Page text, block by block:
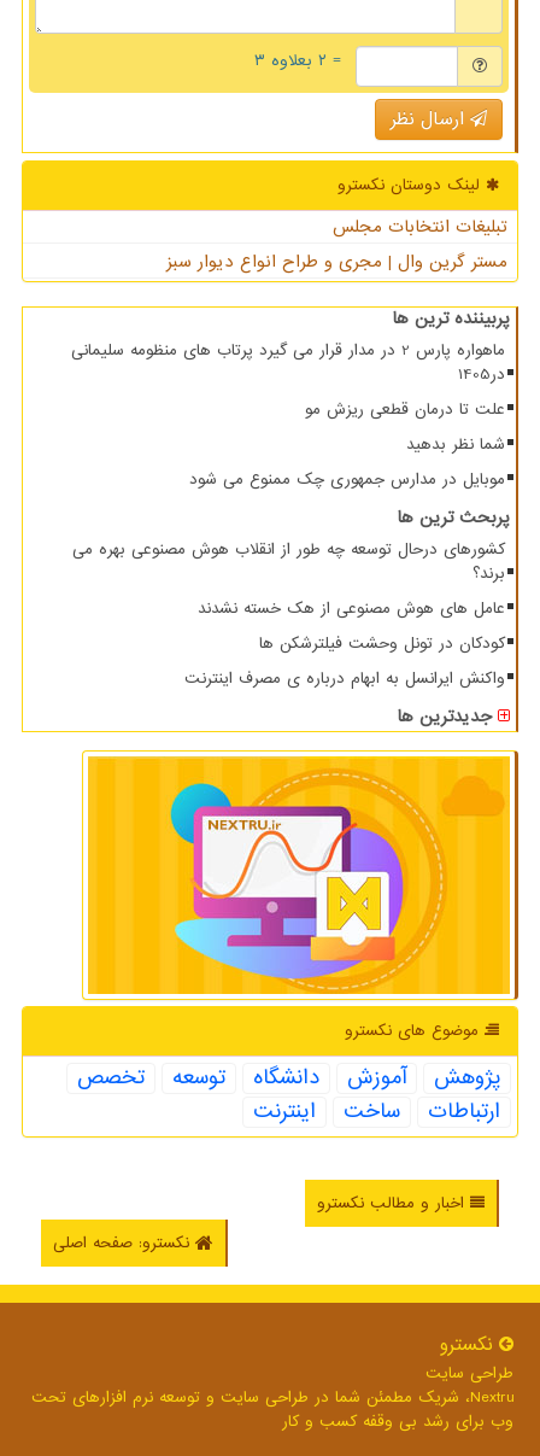
= ۲ بعلاوه ۳
ارسال نظر
لینک دوستان نكسترو
تبلیغات انتخابات مجلس
مستر گرین وال | مجری و طراح انواع دیوار سبز
پربیننده ترین ها
ماهواره پارس 2 در مدار قرار می گیرد پرتاب های منظومه سلیمانی
در1405
علت تا درمان قطعی ریزش مو
شما نظر بدهید
موبایل در مدارس جمهوری چک ممنوع می شود
پربحث ترین ها
کشورهای درحال توسعه چه طور از انقلاب هوش مصنوعی بهره می
برند؟
عامل های هوش مصنوعی از هک خسته نشدند
کودکان در تونل وحشت فیلترشکن ها
واکنش ایرانسل به ابهام درباره ی مصرف اینترنت
جدیدترین ها
موضوع های نكسترو
پژوهش آموزش دانشگاه توسعه
تخصص
ارتباطات
ساخت اینترنت
اخبار و مطالب نکسترو
نکسترو: صفحه اصلی
نكسترو
طراحی سایت
Nextru، شریک مطمئن شما در طراحی سایت و توسعه نرم افزارهای تحت
وب برای رشد بی وقفه کسب و کار